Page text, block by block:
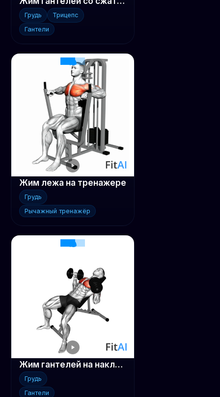
Грудь
Трицепс
Гантели
Жим лежа на тренажере
Грудь
Рычажный тренажёр
Жим гантелей на наклонной скамье
Грудь
Гантели